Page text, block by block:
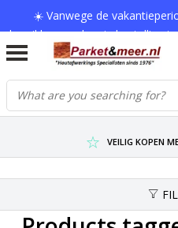
☀️ Vanwege de
bereikbaar en kan je bestelling
Bedankt
VERZENDKOSTEN
SCHERPSTE PRIJZEN
VEILIG KOPEN